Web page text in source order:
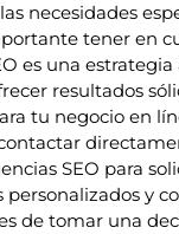
necesidades
tener en
es una
resultados
tu negocio en
SEO para
personalizados y
de tomar una